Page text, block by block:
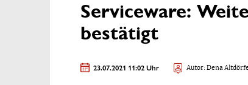
Serviceware:
bestätigt
23.07.2021 11:02 Uhr Autor:Dena